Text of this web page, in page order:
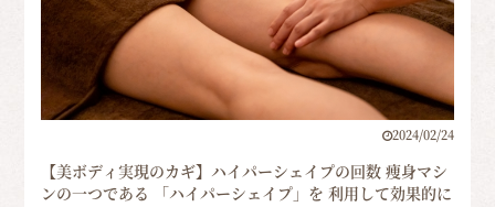
2024/02/24
【美ボディ実現のカギ】ハイパーシェイプの回数 痩身マシ
ンの一つである 「ハイパーシェイプ」を 利用して効果的に